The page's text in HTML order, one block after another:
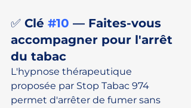
✅ Clé #10 — Faites-vous
accompagner pour l'arrêt
du tabac
L'hypnose thérapeutique
proposée par Stop Tabac 974
permet d'arrêter de fumer sans